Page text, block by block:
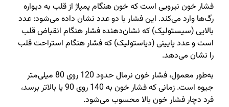
فشار خون نیرویی است که خون هنگام پمپاژ از قلب به دیواره
رگ‌ها وارد می‌کند. این فشار با دو عدد نشان داده می‌شود: عدد
بالایی (سیستولیک) که نشان‌دهنده فشار هنگام انقباض قلب
است و عدد پایینی (دیاستولیک) که فشار هنگام استراحت قلب
را نشان می‌دهد.
به‌طور معمول، فشار خون نرمال حدود 120 روی 80 میلی‌متر
جیوه است. زمانی که فشار خون به 140 روی 90 یا بالاتر برسد،
فرد دچار فشار خون بالا محسوب می‌شود.